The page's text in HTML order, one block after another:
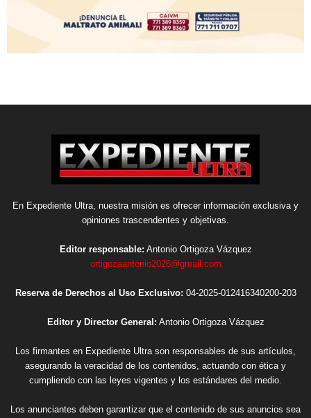
En Expediente Ultra, nuestra misión es ofrecer información exclusiva y
opiniones trascendentes y objetivas.
Editor responsable: Antonio Ortigoza Vázquez
ortigozaantonio2026@gmail.com
Reserva de Derechos al Uso Exclusivo: 04-2025-012416340200-203
Editor y Director General: Antonio Ortigoza Vázquez
Los firmantes en Expediente Ultra son responsables de sus artículos,
asegurando la veracidad de los contenidos, actuando con ética y
cumpliendo con las leyes vigentes y los estándares del medio.
Los anunciantes deben garantizar que el contenido de sus anuncios sea